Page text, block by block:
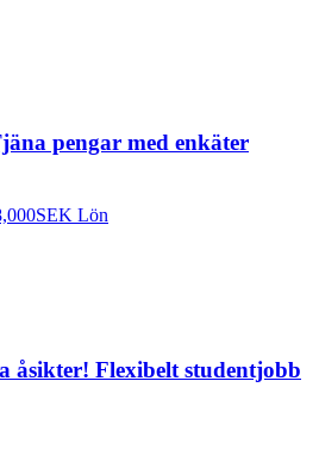
pengar med enkäter
Lön
åsikter! Flexibelt studentjobb